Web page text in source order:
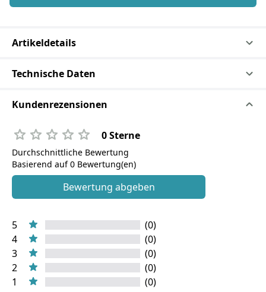
Artikeldetails
Technische Daten
Kundenrezensionen
0 Sterne
Durchschnittliche Bewertung
Basierend auf 0 Bewertung(en)
Bewertung abgeben
5
(0)
4
(0)
3
(0)
2
(0)
1
(0)